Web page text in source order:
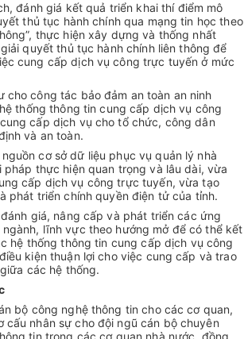
đánh giá kết quả triển khai thí điểm mô
thủ tục hành chính qua mạng tin học theo
thực hiện xây dựng và thống nhất
quyết thủ tục hành chính liên thông để
cung cấp dịch vụ công trực tuyến ở mức
cho công tác bảo đảm an toàn an ninh
thống thông tin cung cấp dịch vụ công
cấp dịch vụ cho tổ chức, công dân
và an toàn.
cơ sở dữ liệu phục vụ quản lý nhà
pháp thực hiện quan trọng và lâu dài, vừa
cấp dịch vụ công trực tuyến, vừa tạo
phát triển chính quyền điện tử của tỉnh.
giá, nâng cấp và phát triển các ứng
lĩnh vực theo hướng mở để có thể kết
hệ thống thông tin cung cấp dịch vụ công
kiện thuận lợi cho việc cung cấp và trao
các hệ thống.
bộ công nghệ thông tin cho các cơ quan,
cấu nhân sự cho đội ngũ cán bộ chuyên
tin trong các cơ quan nhà nước, đồng